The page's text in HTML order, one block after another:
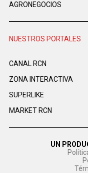
AGRONEGOCIOS
NUESTROS PORTALES
CANAL RCN
ZONA INTERACTIVA
SUPERLIKE
MARKET RCN
UN